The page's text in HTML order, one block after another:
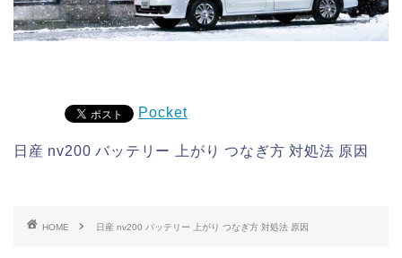
Pocket
日産 nv200 バッテリー 上がり つなぎ方 対処法 原因
HOME 日産 nv200 バッテリー 上がり つなぎ方 対処法 原因